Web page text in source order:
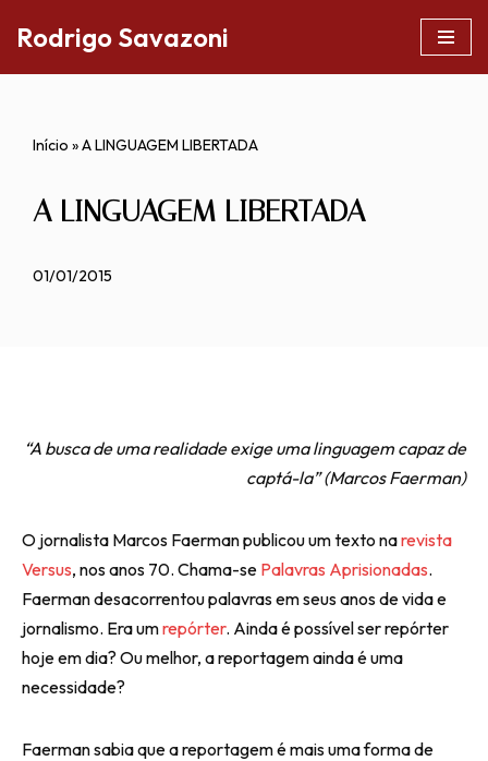
conteúdo
Rodrigo Savazoni
Início »A LINGUAGEM LIBERTADA
A LINGUAGEM LIBERTADA
01/01/2015
“A busca de uma realidade exige uma linguagem capaz de
captá-la” (Marcos Faerman)
O jornalista Marcos Faerman publicou um texto narevista
Versus, nos anos 70. Chama-se Palavras Aprisionadas.
Faerman desacorrentou palavras em seus anos de vida e
jornalismo. Era umrepórter. Ainda é possível ser repórter
hoje em dia? Ou melhor, a reportagem ainda é uma
necessidade?
Faerman sabia que a reportagem é mais uma forma de